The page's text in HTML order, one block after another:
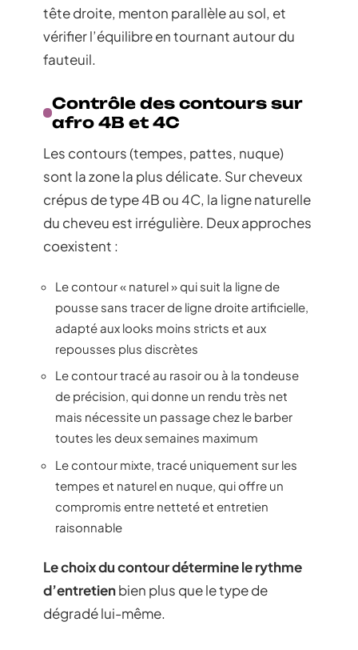
tête droite, menton parallèle au sol, et
vérifier l’équilibre en tournant autour du
fauteuil.
Contrôle des contours sur
afro 4B et 4C
Les contours (tempes, pattes, nuque)
sont la zone la plus délicate. Sur cheveux
crépus de type 4B ou 4C, la ligne naturelle
du cheveu est irrégulière. Deux approches
coexistent :
Le contour « naturel » qui suit la ligne de
pousse sans tracer de ligne droite artificielle,
adapté aux looks moins stricts et aux
repousses plus discrètes
Le contour tracé au rasoir ou à la tondeuse
de précision, qui donne un rendu très net
mais nécessite un passage chez le barber
toutes les deux semaines maximum
Le contour mixte, tracé uniquement sur les
tempes et naturel en nuque, qui offre un
compromis entre netteté et entretien
raisonnable
Le choix du contour détermine le rythme
d’entretienbien plus que le type de
dégradé lui-même.